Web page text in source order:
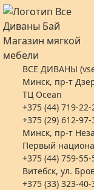
ВСЕ ДИВАНЫ
Минск, пр-т
ТЦ Ocean
+375 (44) 719-
+375 (29) 612-
Минск, пр-т
Первый
+375 (44) 759-55-
Витебск, ул.
+375 (33) 323-40-